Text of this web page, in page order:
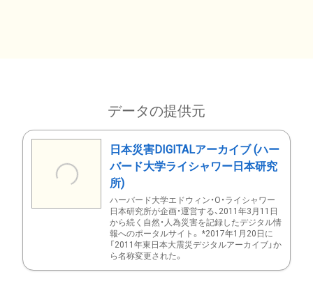
データの提供元
日本災害DIGITALアーカイブ (ハー
バード大学ライシャワー日本研究
所)
ハーバード大学エドウィン・O・ライシャワー
日本研究所が企画・運営する、2011年3月11日
から続く自然・人為災害を記録したデジタル情
報へのポータルサイト。 *2017年1月20日に
「2011年東日本大震災デジタルアーカイブ」か
ら名称変更された。